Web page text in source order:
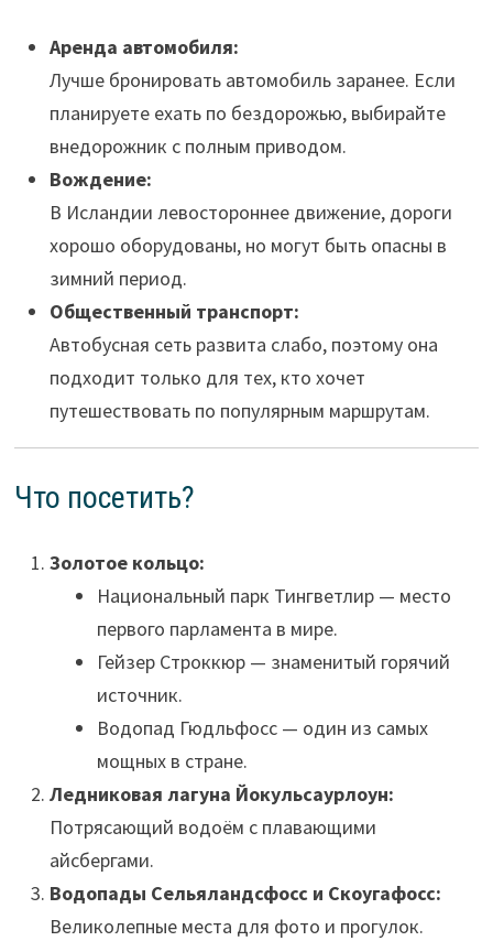
Аренда автомобиля:
Лучше бронировать автомобиль заранее. Если
планируете ехать по бездорожью, выбирайте
внедорожник с полным приводом.
Вождение:
В Исландии левостороннее движение, дороги
хорошо оборудованы, но могут быть опасны в
зимний период.
Общественный транспорт:
Автобусная сеть развита слабо, поэтому она
подходит только для тех, кто хочет
путешествовать по популярным маршрутам.
Что посетить?
Золотое кольцо:
Национальный парк Тингветлир — место
первого парламента в мире.
Гейзер Строккюр — знаменитый горячий
источник.
Водопад Гюдльфосс — один из самых
мощных в стране.
Ледниковая лагуна Йокульсаурлоун:
Потрясающий водоём с плавающими
айсбергами.
Водопады Сельяландсфосс и Скоугафосс:
Великолепные места для фото и прогулок.